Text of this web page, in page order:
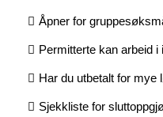
Åpner for
Permitterte kan arbeid i
Har du utbetalt for mye
Sjekkliste for